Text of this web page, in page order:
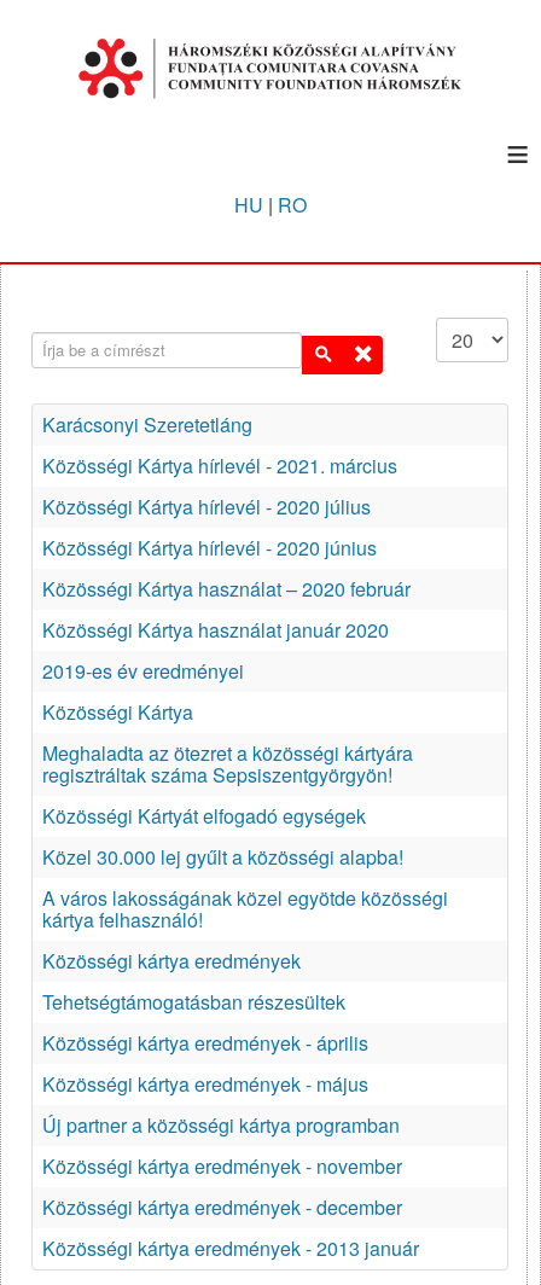
≡
HU | RO
Írja be a címrészt Tételek #
Karácsonyi Szeretetláng
Közösségi Kártya hírlevél - 2021. március
Közösségi Kártya hírlevél - 2020 július
Közösségi Kártya hírlevél - 2020 június
Közösségi Kártya használat – 2020 február
Közösségi Kártya használat január 2020
2019-es év eredményei
Közösségi Kártya
Meghaladta az ötezret a közösségi kártyára
regisztráltak száma Sepsiszentgyörgyön!
Közösségi Kártyát elfogadó egységek
Közel 30.000 lej gyűlt a közösségi alapba!
A város lakosságának közel egyötde közösségi
kártya felhasználó!
Közösségi kártya eredmények
Tehetségtámogatásban részesültek
Közösségi kártya eredmények - április
Közösségi kártya eredmények - május
Új partner a közösségi kártya programban
Közösségi kártya eredmények - november
Közösségi kártya eredmények - december
Közösségi kártya eredmények - 2013 január